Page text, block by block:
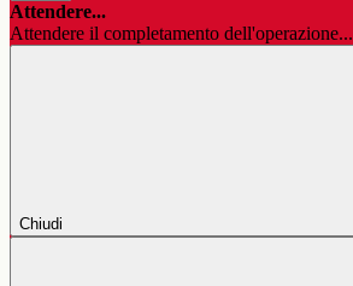
Attendere...
Attendere il completamento dell'operazione...
Chiudi